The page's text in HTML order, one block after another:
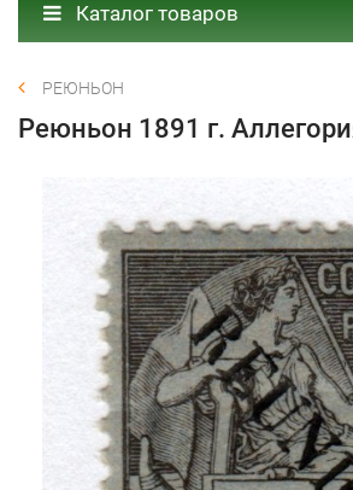
Каталог товаров
РЕЮНЬОН
Реюньон 1891 г.